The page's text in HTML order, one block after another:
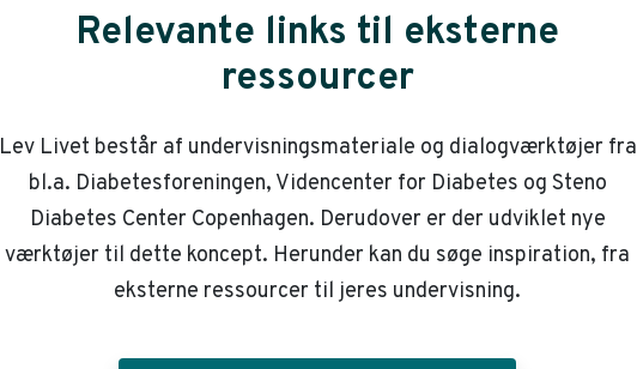
Relevante links til eksterne
ressourcer
Lev Livet består af undervisningsmateriale og dialogværktøjer fra
bl.a. Diabetesforeningen, Videncenter for Diabetes og Steno
Diabetes Center Copenhagen. Derudover er der udviklet nye
værktøjer til dette koncept. Herunder kan du søge inspiration, fra
eksterne ressourcer til jeres undervisning.